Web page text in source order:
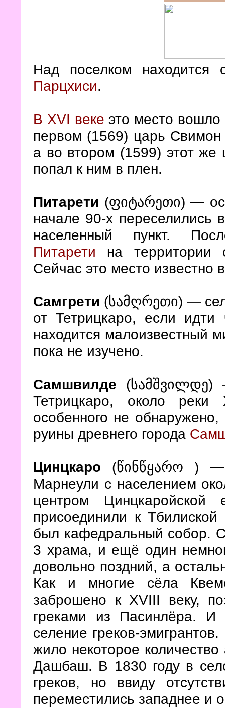
Над поселком находится
Парцхиси.
В XVI веке это место
первом (1569) царь
а во втором (1599) этот же
попал к ним в плен.
Питарети (ფიტარეთი) —
начале 90-х переселились
населенный пункт.
Питарети на территории
Сейчас это место известно
Самгрети (სამღრეთი) —
от Тетрицкаро, если
находится малоизвестный
пока не изучено.
Самшвилде (სამშვილდე)
Тетрицкаро, около
особенного не
руины древнего города
Цинцкаро (წინწყარო ) —
Марнеули с населением
центром
присоединили к
был кафедральный собор.
3 храма, и ещё один
довольно поздний, а
Как и многие сёла
заброшено к XVIII веку,
греками из Пасинлёра. И
селение греков-
жило некоторое
Дашбаш. В 1830 году в
греков, но ввиду
переместились западнее и